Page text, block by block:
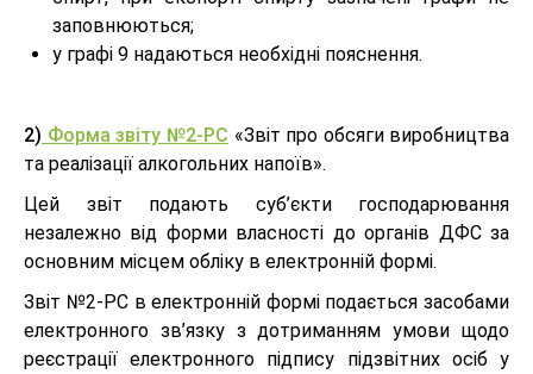
заповнюються;
у графі 9 надаються необхідні пояснення.
2) Форма звіту №2-РС «Звіт про обсяги виробництва
та реалізації алкогольних напоїв».
Цей звіт подають суб’єкти господарювання
незалежно від форми власності до органів ДФС за
основним місцем обліку в електронній формі.
Звіт №2-РС в електронній формі подається засобами
електронного зв’язку з дотриманням умови щодо
реєстрації електронного підпису підзвітних осіб у